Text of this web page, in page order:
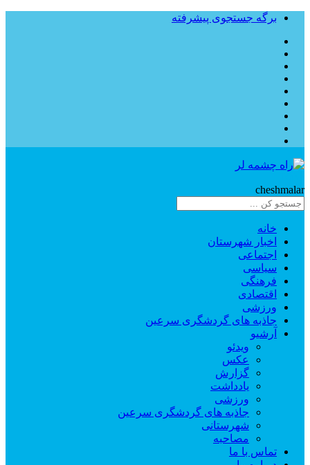
برگه جستجوی پیشرفته
cheshmalar
خانه
اخبار شهرستان
اجتماعی
سیاسی
فرهنگی
اقتصادی
ورزشی
جاذبه های گردشگری سرعین
آرشیو
ویدئو
عکس
گزارش
یادداشت
ورزشی
جاذبه های گردشگری سرعین
شهرستانی
مصاحبه
تماس با ما